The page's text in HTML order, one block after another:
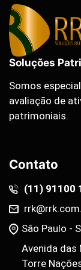
Soluções
Somos
avaliação de
patrimoniais.
Contato
(11) 91100
São Paulo -
Avenida das
Torre